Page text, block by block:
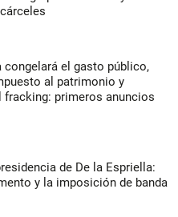
congelará el gasto público,
al patrimonio y
fracking: primeros anuncios
de De la Espriella:
y la imposición de banda